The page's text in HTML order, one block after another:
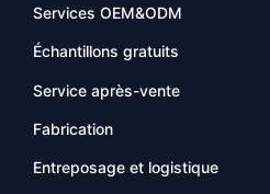
Services OEM&ODM
Échantillons gratuits
Service après-vente
Fabrication
Entreposage et logistique